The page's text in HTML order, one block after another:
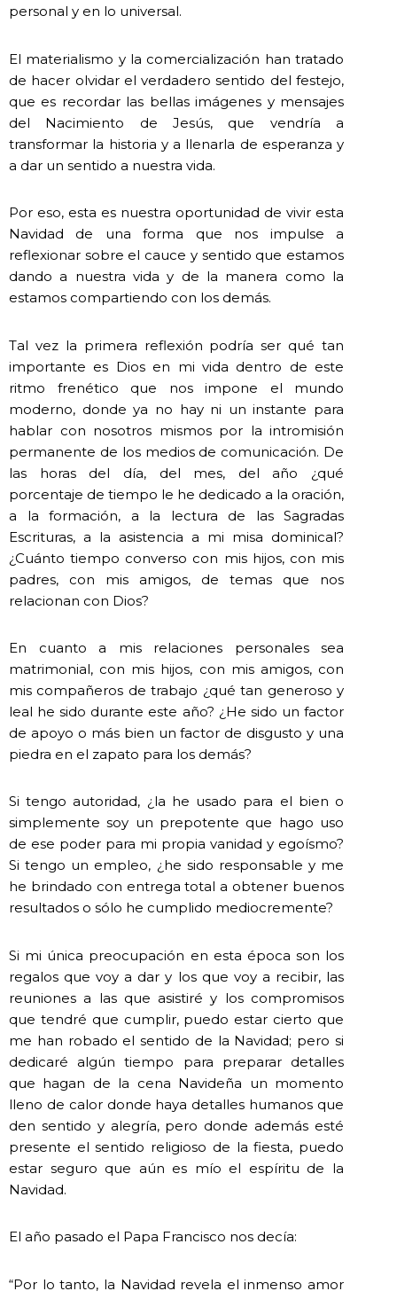
personal y en lo universal.
El materialismo y la comercialización han tratado
de hacer olvidar el verdadero sentido del festejo,
que es recordar las bellas imágenes y mensajes
del Nacimiento de Jesús, que vendría a
transformar la historia y a llenarla de esperanza y
a dar un sentido a nuestra vida.
Por eso, esta es nuestra oportunidad de vivir esta
Navidad de una forma que nos impulse a
reflexionar sobre el cauce y sentido que estamos
dando a nuestra vida y de la manera como la
estamos compartiendo con los demás.
Tal vez la primera reflexión podría ser qué tan
importante es Dios en mi vida dentro de este
ritmo frenético que nos impone el mundo
moderno, donde ya no hay ni un instante para
hablar con nosotros mismos por la intromisión
permanente de los medios de comunicación. De
las horas del día, del mes, del año ¿qué
porcentaje de tiempo le he dedicado a la oración,
a la formación, a la lectura de las Sagradas
Escrituras, a la asistencia a mi misa dominical?
¿Cuánto tiempo converso con mis hijos, con mis
padres, con mis amigos, de temas que nos
relacionan con Dios?
En cuanto a mis relaciones personales sea
matrimonial, con mis hijos, con mis amigos, con
mis compañeros de trabajo ¿qué tan generoso y
leal he sido durante este año? ¿He sido un factor
de apoyo o más bien un factor de disgusto y una
piedra en el zapato para los demás?
Si tengo autoridad, ¿la he usado para el bien o
simplemente soy un prepotente que hago uso
de ese poder para mi propia vanidad y egoísmo?
Si tengo un empleo, ¿he sido responsable y me
he brindado con entrega total a obtener buenos
resultados o sólo he cumplido mediocremente?
Si mi única preocupación en esta época son los
regalos que voy a dar y los que voy a recibir, las
reuniones a las que asistiré y los compromisos
que tendré que cumplir, puedo estar cierto que
me han robado el sentido de la Navidad; pero si
dedicaré algún tiempo para preparar detalles
que hagan de la cena Navideña un momento
lleno de calor donde haya detalles humanos que
den sentido y alegría, pero donde además esté
presente el sentido religioso de la fiesta, puedo
estar seguro que aún es mío el espíritu de la
Navidad.
El año pasado el Papa Francisco nos decía:
“Por lo tanto, la Navidad revela el inmenso amor